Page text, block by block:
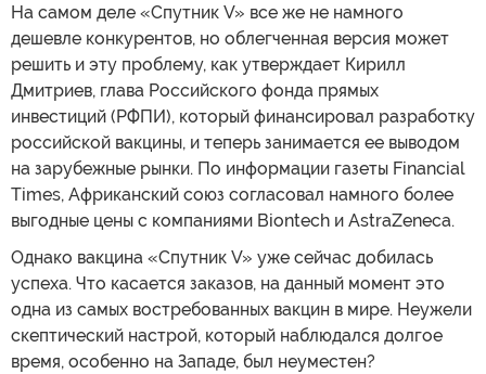
На самом деле «Спутник V» все же не намного
дешевле конкурентов, но облегченная версия может
решить и эту проблему, как утверждает Кирилл
Дмитриев, глава Российского фонда прямых
инвестиций (РФПИ), который финансировал разработку
российской вакцины, и теперь занимается ее выводом
на зарубежные рынки. По информации газеты Financial
Times, Африканский союз согласовал намного более
выгодные цены с компаниями Biontech и AstraZeneca.
Однако вакцина «Спутник V» уже сейчас добилась
успеха. Что касается заказов, на данный момент это
одна из самых востребованных вакцин в мире. Неужели
скептический настрой, который наблюдался долгое
время, особенно на Западе, был неуместен?